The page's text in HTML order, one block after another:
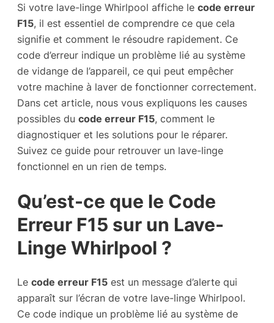
Si votre lave-linge Whirlpool affiche le code erreur
F15, il est essentiel de comprendre ce que cela
signifie et comment le résoudre rapidement. Ce
code d’erreur indique un problème lié au système
de vidange de l’appareil, ce qui peut empêcher
votre machine à laver de fonctionner correctement.
Dans cet article, nous vous expliquons les causes
possibles du code erreur F15, comment le
diagnostiquer et les solutions pour le réparer.
Suivez ce guide pour retrouver un lave-linge
fonctionnel en un rien de temps.
Qu’est-ce que le Code
Erreur F15 sur un Lave-
Linge Whirlpool ?
Le code erreur F15 est un message d’alerte qui
apparaît sur l’écran de votre lave-linge Whirlpool.
Ce code indique un problème lié au système de